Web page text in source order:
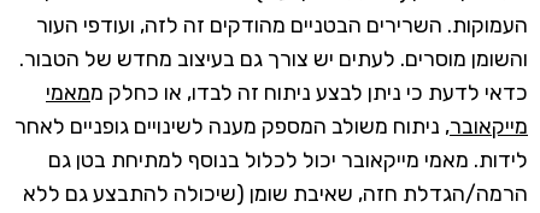
העמוקות. השרירים הבטניים מהודקים זה לזה, ועודפי העור
והשומן מוסרים. לעתים יש צורך גם בעיצוב מחדש של הטבור.
כדאי לדעת כי ניתן לבצע ניתוח זה לבדו, או כחלק ממאמי
מייקאובר, ניתוח משולב המספק מענה לשינויים גופניים לאחר
לידות. מאמי מייקאובר יכול לכלול בנוסף למתיחת בטן גם
הרמה/הגדלת חזה, שאיבת שומן (שיכולה להתבצע גם ללא